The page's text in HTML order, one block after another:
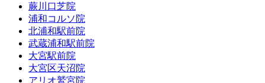
蕨川口芝院
浦和コルソ院
北浦和駅前院
武蔵浦和駅前院
大宮駅前院
大宮区天沼院
アリオ鷲宮院